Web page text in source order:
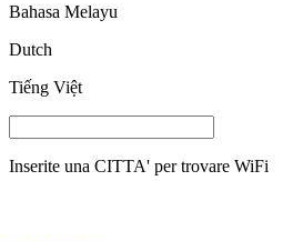
Bahasa Melayu
Dutch
Tiếng Việt
Inserite una CITTA' per trovare WiFi